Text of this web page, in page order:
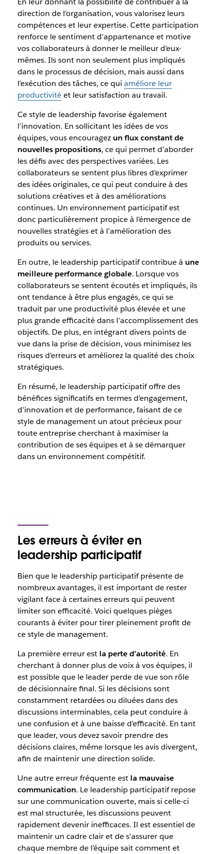
direction de l’organisation, vous valorisez leurs
compétences et leur expertise. Cette participation
renforce le sentiment d’appartenance et motive
vos collaborateurs à donner le meilleur d’eux-
mêmes. Ils sont non seulement plus impliqués
dans le processus de décision, mais aussi dans
l’exécution des tâches, ce qui améliore leur
productivitéet leur satisfaction au travail.
Ce style de leadership favorise également
l’innovation. En sollicitant les idées de vos
équipes, vous encouragez un flux constant de
nouvelles propositions, ce qui permet d’aborder
les défis avec des perspectives variées. Les
collaborateurs se sentent plus libres d’exprimer
des idées originales, ce qui peut conduire à des
solutions créatives et à des améliorations
continues. Un environnement participatif est
donc particulièrement propice à l’émergence de
nouvelles stratégies et à l’amélioration des
produits ou services.
En outre, le leadership participatif contribue à une
meilleure performance globale. Lorsque vos
collaborateurs se sentent écoutés et impliqués, ils
ont tendance à être plus engagés, ce qui se
traduit par une productivité plus élevée et une
plus grande efficacité dans l’accomplissement des
objectifs. De plus, en intégrant divers points de
vue dans la prise de décision, vous minimisez les
risques d’erreurs et améliorez la qualité des choix
stratégiques.
En résumé, le leadership participatif offre des
bénéfices significatifs en termes d’engagement,
d’innovation et de performance, faisant de ce
style de management un atout précieux pour
toute entreprise cherchant à maximiser la
contribution de ses équipes et à se démarquer
dans un environnement compétitif.
Les erreurs à éviter en
leadership participatif
Bien que le leadership participatif présente de
nombreux avantages, il est important de rester
vigilant face à certaines erreurs qui peuvent
limiter son efficacité. Voici quelques pièges
courants à éviter pour tirer pleinement profit de
ce style de management.
La première erreur est la perte d’autorité. En
cherchant à donner plus de voix à vos équipes, il
est possible que le leader perde de vue son rôle
de décisionnaire final. Si les décisions sont
constamment retardées ou diluées dans des
discussions interminables, cela peut conduire à
une confusion et à une baisse d’efficacité. En tant
que leader, vous devez savoir prendre des
décisions claires, même lorsque les avis divergent,
afin de maintenir une direction solide.
Une autre erreur fréquente est la mauvaise
communication. Le leadership participatif repose
sur une communication ouverte, mais si celle-ci
est mal structurée, les discussions peuvent
rapidement devenir inefficaces. Il est essentiel de
maintenir un cadre clair et de s’assurer que
chaque membre de l’équipe sait comment et